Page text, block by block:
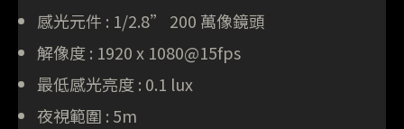
感光元件 : 1/2.8” 200 萬像鏡頭
解像度 : 1920 x 1080@15fps
最低感光亮度 : 0.1 lux
夜視範圍 : 5m